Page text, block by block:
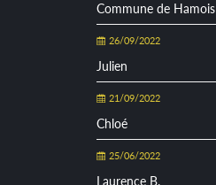
Commune de Hamois
26/09/2022
Julien
21/09/2022
Chloé
25/06/2022
Laurence B.